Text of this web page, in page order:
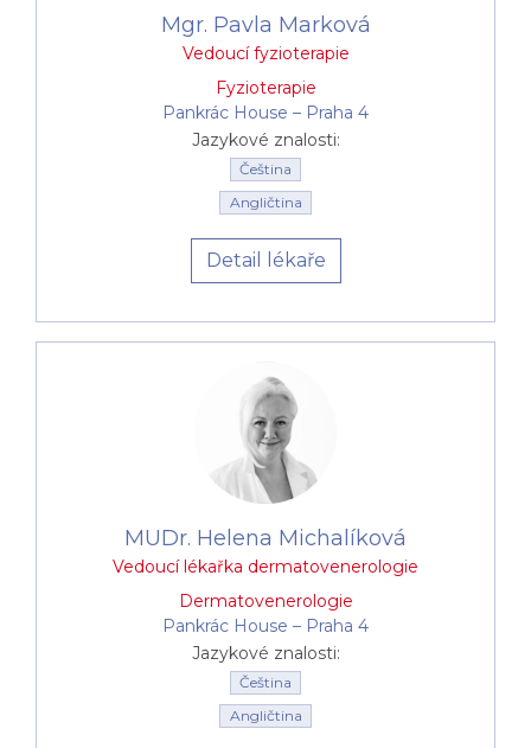
Mgr. Pavla Marková
Vedoucí fyzioterapie
Fyzioterapie
Pankrác House –⁠⁠⁠⁠⁠⁠ Praha 4
Jazykové znalosti:
Čeština
Angličtina
Detail lékaře
MUDr. Helena Michalíková
Vedoucí lékařka dermatovenerologie
Dermatovenerologie
Pankrác House –⁠⁠⁠⁠⁠⁠ Praha 4
Jazykové znalosti:
Čeština
Angličtina